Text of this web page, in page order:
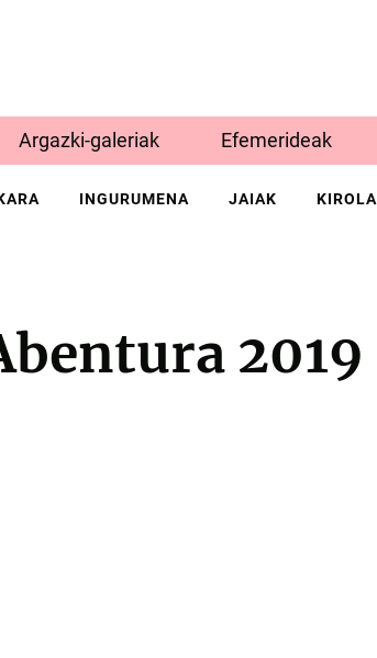
Argazki-galeriak Efemerideak
INGURUMENA JAIAK KIROLA
2019